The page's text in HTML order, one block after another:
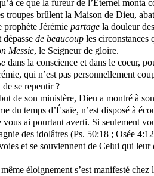
ce que la fureur de l’Éternel monta
troupes brûlent la Maison de Dieu,
prophète Jérémie partagela douleur
de beaucouples circonstances
Messie, le Seigneur de gloire.
dans la conscience et dans le coeur,
qui n’est pas personnellement
de se repentir ?
de son ministère, Dieu a montré à
du temps d’Ésaïe, n’est disposé à
vous ai pourtant averti. Si seulement
des idolâtres (Ps. 50:18 ; Osée
et se souviennent de Celui qui
éloignement s’est manifesté chez